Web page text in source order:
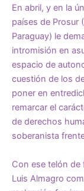
En abril, y en la
países de Prosur
Paraguay) le
intromisión en
espacio de
cuestión de los
poner en
remarcar el
de derechos
soberanista
Con ese telón
Luis Almagro